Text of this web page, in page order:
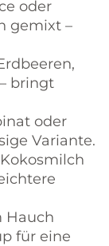
oder
gemixt –
bringt
oder
Variante.
Hauch
für eine